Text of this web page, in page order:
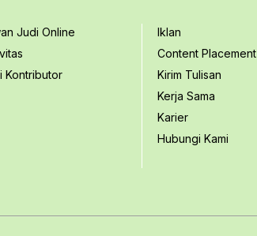
Judi Online
Kontributor
Iklan
Content Placement
Kirim Tulisan
Kerja Sama
Karier
Hubungi Kami